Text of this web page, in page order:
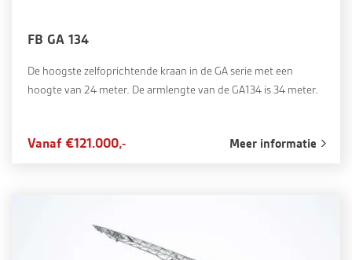
FB GA 134
De hoogste zelfoprichtende kraan in de GA serie met een
hoogte van 24 meter. De armlengte van de GA134 is 34 meter.
Vanaf €121.000,- Meer informatie